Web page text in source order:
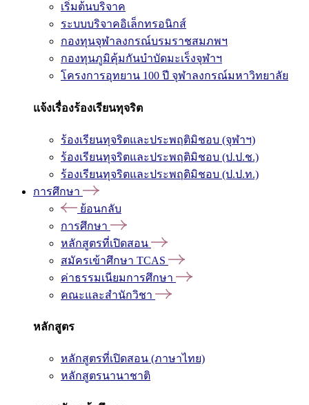
เริ่มต้นบริจาค
ระบบบริจาคอิเล็กทรอนิกส์
กองทุนจุฬาลงกรณ์บรมราชสมภพฯ
กองทุนภูมิคุ้มกันบำบัดมะเร็งจุฬาฯ
โครงการอุทยาน 100 ปี จุฬาลงกรณ์มหาวิทยาลัย
แจ้งเรื่องร้องเรียนทุจริต
ร้องเรียนทุจริตและประพฤติมิชอบ (จุฬาฯ)
ร้องเรียนทุจริตและประพฤติมิชอบ (ป.ป.ช.)
ร้องเรียนทุจริตและประพฤติมิชอบ (ป.ป.ท.)
การศึกษา
ย้อนกลับ
การศึกษา
หลักสูตรที่เปิดสอน
สมัครเข้าศึกษา TCAS
ค่าธรรมเนียมการศึกษา
คณะและสำนักวิชา
หลักสูตร
หลักสูตรที่เปิดสอน (ภาษาไทย)
หลักสูตรนานาชาติ